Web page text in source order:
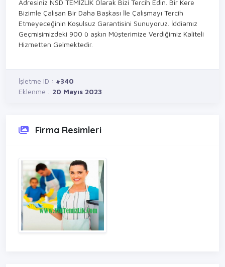
Adresiniz NSD TEMİZLİK Olarak Bizi Tercih Edin. Bir Kere
Bizimle Çalışan Bir Daha Başkası İle Çalışmayı Tercih
Etmeyeceğinin Koşulsuz Garantisini Sunuyoruz. İddiamız
Geçmişimizdeki 900 ü aşkın Müşterimize Verdiğimiz Kaliteli
Hizmetten Gelmektedir.
İşletme ID : #340
Eklenme : 20 Mayıs 2023
Firma Resimleri